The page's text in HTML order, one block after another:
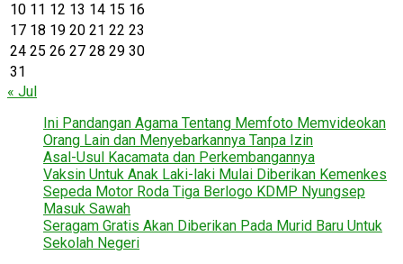
10 11 12 13 14 15 16
17 18 19 20 21 22 23
24 25 26 27 28 29 30
31
« Jul
Ini Pandangan Agama Tentang Memfoto Memvideokan
Orang Lain dan Menyebarkannya Tanpa Izin
Asal-Usul Kacamata dan Perkembangannya
Vaksin Untuk Anak Laki-laki Mulai Diberikan Kemenkes
Sepeda Motor Roda Tiga Berlogo KDMP Nyungsep
Masuk Sawah
Seragam Gratis Akan Diberikan Pada Murid Baru Untuk
Sekolah Negeri